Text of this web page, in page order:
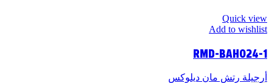
Quick view
Add to wishlist
RMD-BAH024-1
أرجيلة رتش مان ديلوكس